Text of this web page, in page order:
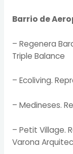
Barrio de
– Regenera
Triple Balance
– Ecoliving.
– Medineses.
– Petit Village.
Varona